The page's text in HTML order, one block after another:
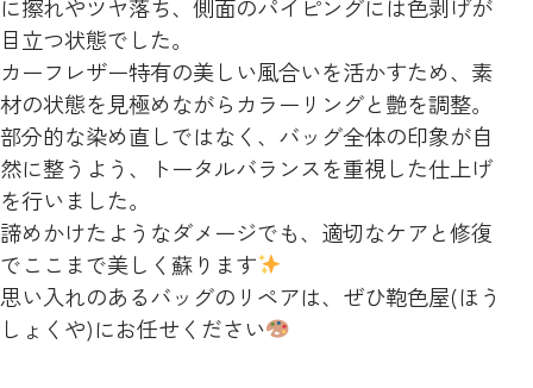
に擦れやツヤ落ち、側面のパイピングには色剥げが
目立つ状態でした。
カーフレザー特有の美しい風合いを活かすため、素
材の状態を見極めながらカラーリングと艶を調整。
部分的な染め直しではなく、バッグ全体の印象が自
然に整うよう、トータルバランスを重視した仕上げ
を行いました。
諦めかけたようなダメージでも、適切なケアと修復
でここまで美しく蘇ります
思い入れのあるバッグのリペアは、ぜひ鞄色屋(ほう
しょくや)にお任せください